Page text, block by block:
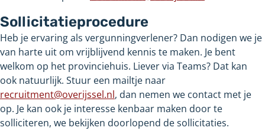
Sollicitatieprocedure
Heb je ervaring als vergunningverlener? Dan nodigen we je
van harte uit om vrijblijvend kennis te maken. Je bent
welkom op het provinciehuis. Liever via Teams? Dat kan
ook natuurlijk. Stuur een mailtje naar
recruitment@overijssel.nl, dan nemen we contact met je
op. Je kan ook je interesse kenbaar maken door te
solliciteren, we bekijken doorlopend de sollicitaties.